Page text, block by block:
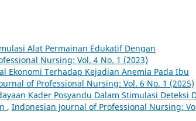
Alat Permainan Edukatif Dengan
Nursing: Vol. 4 No. 1 (2023)
Ekonomi Terhadap Kejadian Anemia Pada Ibu
of Professional Nursing: Vol. 6 No. 1 (2025)
Kader Posyandu Dalam Stimulasi Deteksi
, Indonesian Journal of Professional Nursing: